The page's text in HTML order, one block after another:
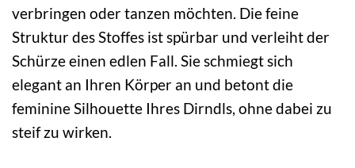
verbringen oder tanzen möchten. Die feine
Struktur des Stoffes ist spürbar und verleiht der
Schürze einen edlen Fall. Sie schmiegt sich
elegant an Ihren Körper an und betont die
feminine Silhouette Ihres Dirndls, ohne dabei zu
steif zu wirken.